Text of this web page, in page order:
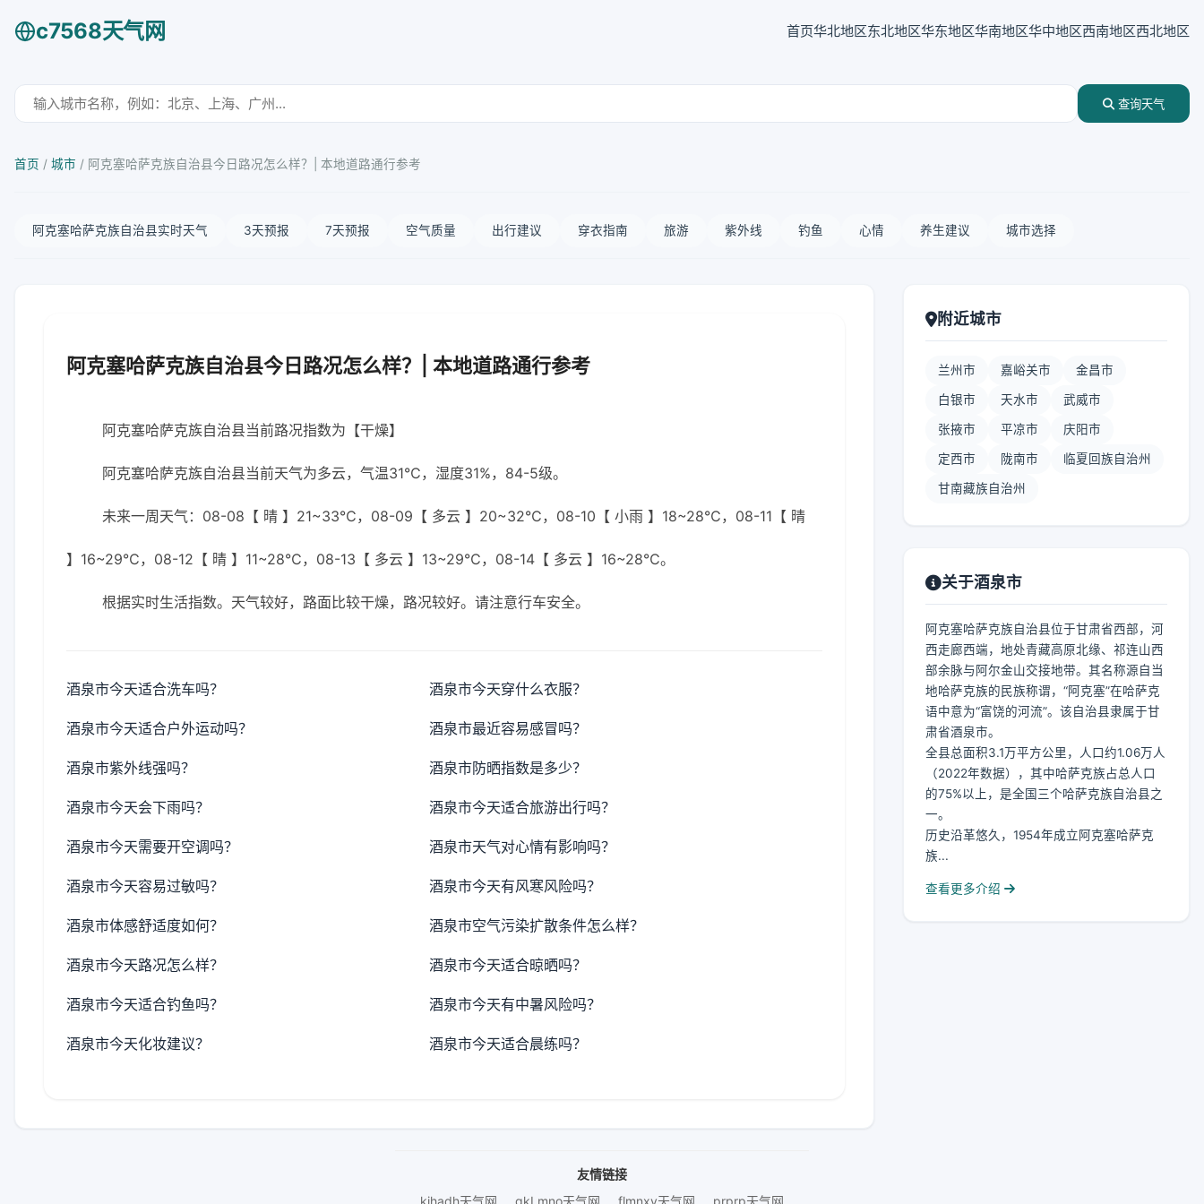
c7568天气网 首页华北地区东北地区华东地区华南地区华中地区西南地区西北地区
查询天气
首页 / 城市 / 阿克塞哈萨克族自治县今日路况怎么样？| 本地道路通行参考
阿克塞哈萨克族自治县实时天气 3天预报 7天预报 空气质量 出行建议 穿衣指南 旅游 紫外线 钓鱼 心情 养生建议 城市选择
阿克塞哈萨克族自治县今日路况怎么样？| 本地道路通行参考
阿克塞哈萨克族自治县当前路况指数为【干燥】
阿克塞哈萨克族自治县当前天气为多云，气温31℃，湿度31%，84-5级。
未来一周天气：08-08【 晴 】21~33℃，08-09【 多云 】20~32℃，08-10【 小雨 】18~28℃，08-11【 晴
】16~29℃，08-12【 晴 】11~28℃，08-13【 多云 】13~29℃，08-14【 多云 】16~28℃。
根据实时生活指数。天气较好，路面比较干燥，路况较好。请注意行车安全。
酒泉市今天适合洗车吗？ 酒泉市今天穿什么衣服？
酒泉市今天适合户外运动吗？ 酒泉市最近容易感冒吗？
酒泉市紫外线强吗？ 酒泉市防晒指数是多少？
酒泉市今天会下雨吗？ 酒泉市今天适合旅游出行吗？
酒泉市今天需要开空调吗？ 酒泉市天气对心情有影响吗？
酒泉市今天容易过敏吗？ 酒泉市今天有风寒风险吗？
酒泉市体感舒适度如何？ 酒泉市空气污染扩散条件怎么样？
酒泉市今天路况怎么样？ 酒泉市今天适合晾晒吗？
酒泉市今天适合钓鱼吗？ 酒泉市今天有中暑风险吗？
酒泉市今天化妆建议？ 酒泉市今天适合晨练吗？
附近城市
兰州市 嘉峪关市 金昌市
白银市 天水市 武威市
张掖市 平凉市 庆阳市
定西市 陇南市 临夏回族自治州
甘南藏族自治州
关于酒泉市
阿克塞哈萨克族自治县位于甘肃省西部，河
西走廊西端，地处青藏高原北缘、祁连山西
部余脉与阿尔金山交接地带。其名称源自当
地哈萨克族的民族称谓，“阿克塞”在哈萨克
语中意为“富饶的河流”。该自治县隶属于甘
肃省酒泉市。
全县总面积3.1万平方公里，人口约1.06万人
（2022年数据），其中哈萨克族占总人口
的75%以上，是全国三个哈萨克族自治县之
一。
历史沿革悠久，1954年成立阿克塞哈萨克
族...
查看更多介绍
友情链接
kihadh天气网
gkLmno天气网 flmnxy天气网 prprp天气网